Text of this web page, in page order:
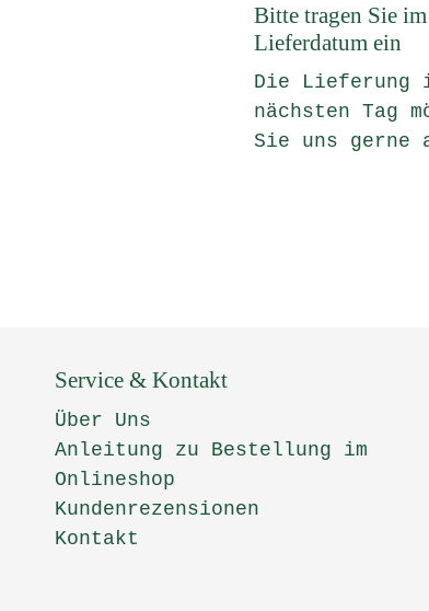
Bitte tragen Sie
Lieferdatum ein
Die Lieferung
nächsten Tag
Sie uns gerne
Service & Kontakt
Über Uns
Anleitung zu Bestellung im
Onlineshop
Kundenrezensionen
Kontakt